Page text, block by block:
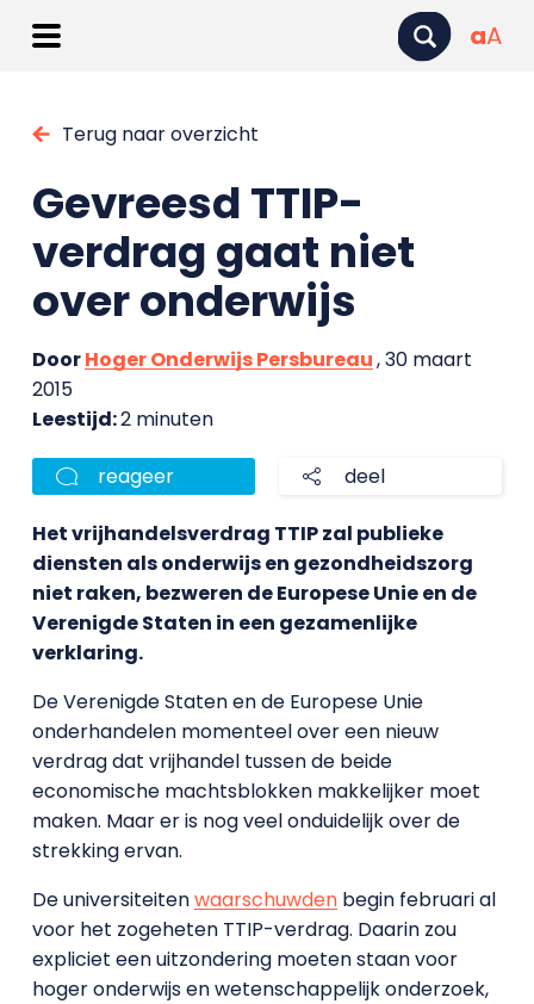
aA
Terug naar overzicht
Gevreesd TTIP-
verdrag gaat niet
over onderwijs
DoorHoger Onderwijs Persbureau, 30 maart
2015
Leestijd:2 minuten
reageer deel
Het vrijhandelsverdrag TTIP zal publieke
diensten als onderwijs en gezondheidszorg
niet raken, bezweren de Europese Unie en de
Verenigde Staten in een gezamenlijke
verklaring.
De Verenigde Staten en de Europese Unie
onderhandelen momenteel over een nieuw
verdrag dat vrijhandel tussen de beide
economische machtsblokken makkelijker moet
maken. Maar er is nog veel onduidelijk over de
strekking ervan.
De universiteitenwaarschuwdenbegin februari al
voor het zogeheten TTIP-verdrag. Daarin zou
expliciet een uitzondering moeten staan voor
hoger onderwijs en wetenschappelijk onderzoek,